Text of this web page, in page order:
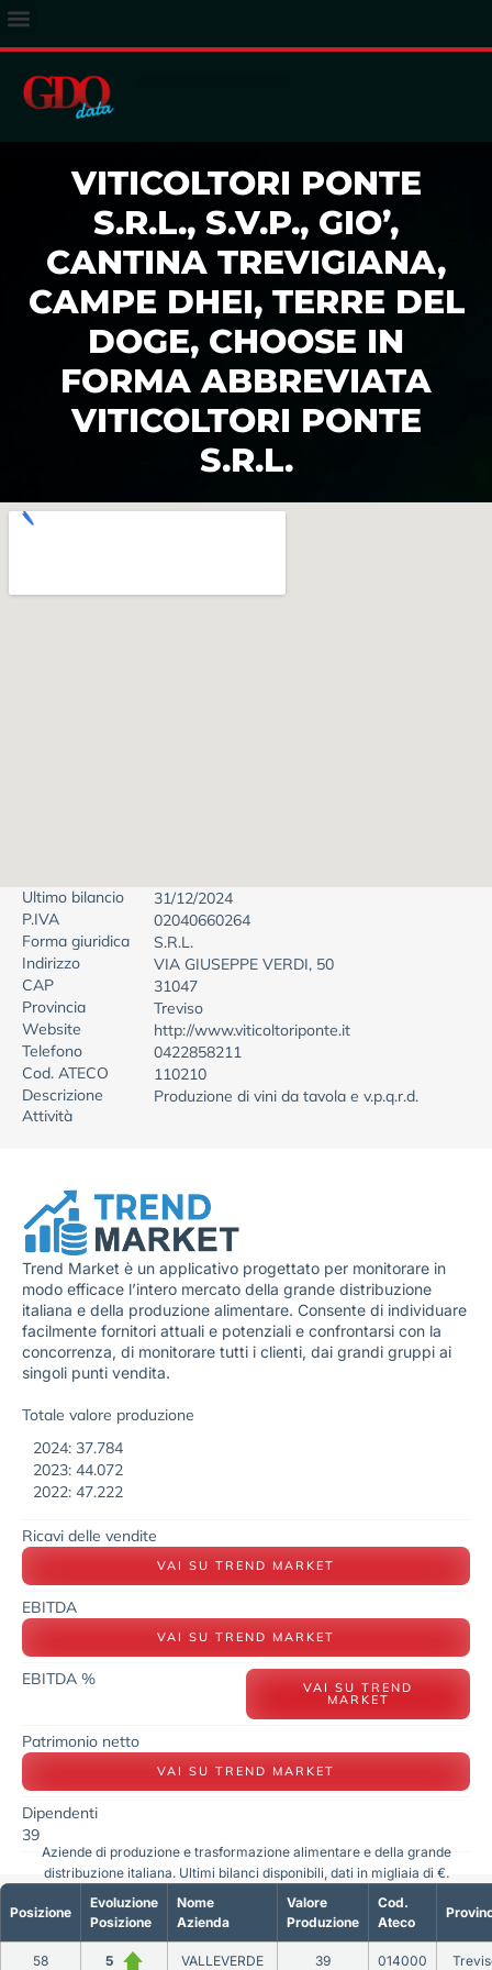
VITICOLTORI PONTE
S.R.L., S.V.P., GIO’,
CANTINA TREVIGIANA,
CAMPE DHEI, TERRE DEL
DOGE, CHOOSE IN
FORMA ABBREVIATA
VITICOLTORI PONTE
S.R.L.
Ultimo bilancio
31/12/2024
P.IVA
02040660264
Forma giuridica
S.R.L.
Indirizzo
VIA GIUSEPPE VERDI, 50
CAP
31047
Provincia
Treviso
Website
http://www.viticoltoriponte.it
Telefono
0422858211
Cod. ATECO
110210
Descrizione
Attività
Produzione di vini da tavola e v.p.q.r.d.
Trend Market è un applicativo progettato per monitorare in
modo efficace l’intero mercato della grande distribuzione
italiana e della produzione alimentare. Consente di individuare
facilmente fornitori attuali e potenziali e confrontarsi con la
concorrenza, di monitorare tutti i clienti, dai grandi gruppi ai
singoli punti vendita.
Totale valore produzione
2024: 37.784
2023: 44.072
2022: 47.222
Ricavi delle vendite
VAI SU TREND MARKET
EBITDA
VAI SU TREND MARKET
EBITDA % VAI SU TREND
MARKET
Patrimonio netto
VAI SU TREND MARKET
Dipendenti
39
Posizione
Evoluzione
Posizione
Nome
Azienda
Valore
Produzione
Cod.
Ateco
58 5 VALLEVERDE 39 014000
Aziende di produzione e trasformazione alimentare e della grande
distribuzione italiana. Ultimi bilanci disponibili, dati in migliaia di €.